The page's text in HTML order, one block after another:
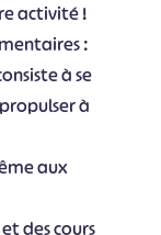
activité !
:
à se
à
aux
des cours